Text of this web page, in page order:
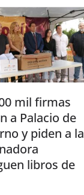
mil firmas
a Palacio de
y piden a la
libros de